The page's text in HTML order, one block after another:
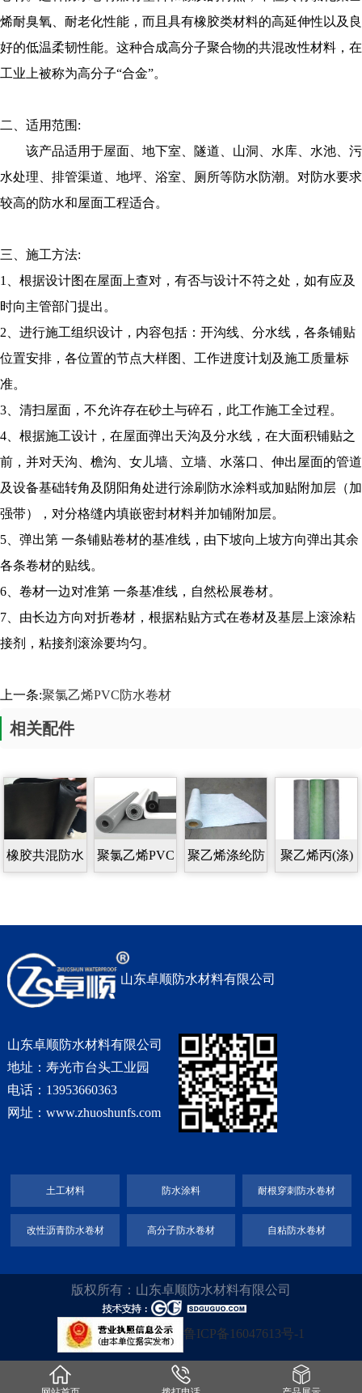
烯耐臭氧、耐老化性能，而且具有橡胶类材料的高延伸性以及良
好的低温柔韧性能。这种合成高分子聚合物的共混改性材料，在
工业上被称为高分子“合金”。
二、适用范围:
该产品适用于屋面、地下室、隧道、山洞、水库、水池、污
水处理、排管渠道、地坪、浴室、厕所等防水防潮。对防水要求
较高的防水和屋面工程适合。
三、施工方法:
1、根据设计图在屋面上查对，有否与设计不符之处，如有应及
时向主管部门提出。
2、进行施工组织设计，内容包括：开沟线、分水线，各条铺贴
位置安排，各位置的节点大样图、工作进度计划及施工质量标
准。
3、清扫屋面，不允许存在砂土与碎石，此工作施工全过程。
4、根据施工设计，在屋面弹出天沟及分水线，在大面积铺贴之
前，并对天沟、檐沟、女儿墙、立墙、水落口、伸出屋面的管道
及设备基础转角及阴阳角处进行涂刷防水涂料或加贴附加层（加
强带），对分格缝内填嵌密封材料并加铺附加层。
5、弹出第 一条铺贴卷材的基准线，由下坡向上坡方向弹出其余
各条卷材的贴线。
6、卷材一边对准第 一条基准线，自然松展卷材。
7、由长边方向对折卷材，根据粘贴方式在卷材及基层上滚涂粘
接剂，粘接剂滚涂要均匀。
上一条:聚氯乙烯PVC防水卷材
相关配件
橡胶共混防水
聚氯乙烯PVC
聚乙烯涤纶防
聚乙烯丙(涤)
山东卓顺防水材料有限公司
山东卓顺防水材料有限公司
地址：寿光市台头工业园
电话：13953660363
网址：www.zhuoshunfs.com
土工材料 防水涂料 耐根穿刺防水卷材
改性沥青防水卷材 高分子防水卷材 自粘防水卷材
版权所有：山东卓顺防水材料有限公司
鲁ICP备16047613号-1